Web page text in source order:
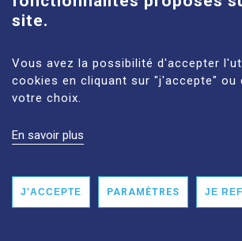
61 route de Châteaugay, 63118
En savoir plus
MENTIONS LÉGALES
ACCESSIBILITÉ : NON CONFORME
site.
Vous avez la possibilité d'accepter
cookies en cliquant sur "j'accepte" ou
votre choix.
En savoir plus
J'ACCEPTE PARAMÈTRES JE